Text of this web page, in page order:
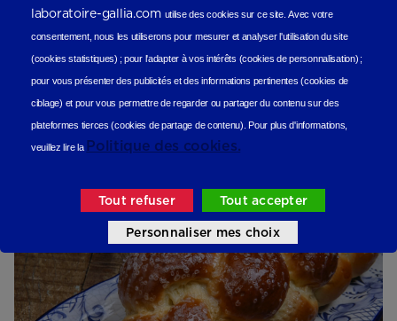
Compote de pommes aux spéculoos
laboratoire-gallia.com utilise des cookies sur ce site.Avec votre
consentement, nous les utiliseronspour mesurer et analyser l'utilisation du site
(cookies statistiques) ;pour l'adapter à vos intérêts (cookies de personnalisation) ;
pour vous présenter des publicités et des informations pertinentes (cookies de
ciblage) et pour vous permettre de regarder ou partager du contenu sur des
plateformes tierces (cookies de partage de contenu). Pour plus d'informations,
veuillez lire la Politique des cookies.
Tout refuser Tout accepter
Personnaliser mes choix